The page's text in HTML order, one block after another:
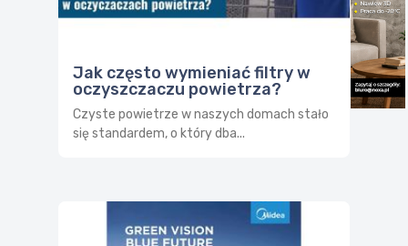
Jak często wymieniać filtry w
oczyszczaczu powietrza?
Czyste powietrze w naszych domach stało
się standardem, o który dba...